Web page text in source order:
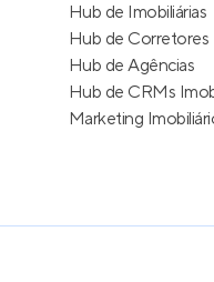
Hub de Imobiliárias
Hub de Corretores
Hub de Agências
Hub de CRMs
Marketing